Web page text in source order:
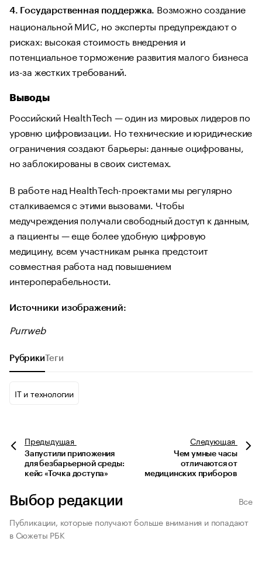
4. Государственная поддержка. Возможно создание
национальной МИС, но эксперты предупреждают о
рисках: высокая стоимость внедрения и
потенциальное торможение развития малого бизнеса
из-за жестких требований.
Выводы
Российский HealthTech — один из мировых лидеров по
уровню цифровизации. Но технические и юридические
ограничения создают барьеры: данные оцифрованы,
но заблокированы в своих системах.
В работе над HealthTech-проектами мы регулярно
сталкиваемся с этими вызовами. Чтобы
медучреждения получали свободный доступ к данным,
а пациенты — еще более удобную цифровую
медицину, всем участникам рынка предстоит
совместная работа над повышением
интероперабельности.
Источники изображений:
Purrweb
Рубрики Теги
IT и технологии
Предыдущая
Запустили приложения
для безбарьерной среды:
кейс «Точка доступа»
Следующая
Чем умные часы
отличаются от
медицинских приборов
Выбор редакции
Все
Публикации, которые получают больше внимания и попадают
в Сюжеты РБК